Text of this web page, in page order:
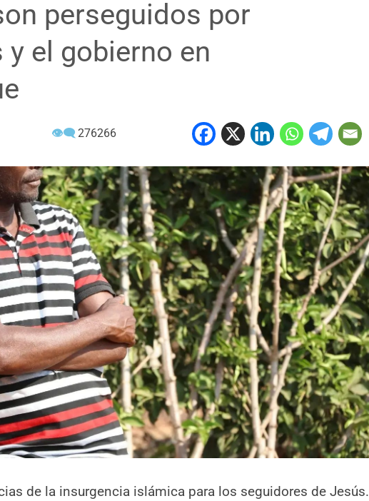
perseguidos por
el gobierno en
👁‍🗨 276266
de la insurgencia islámica para los seguidores de Jesús.